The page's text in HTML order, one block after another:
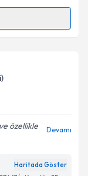
takvimi
almanız
ile
özellikle
Devamı
Haritada Göster